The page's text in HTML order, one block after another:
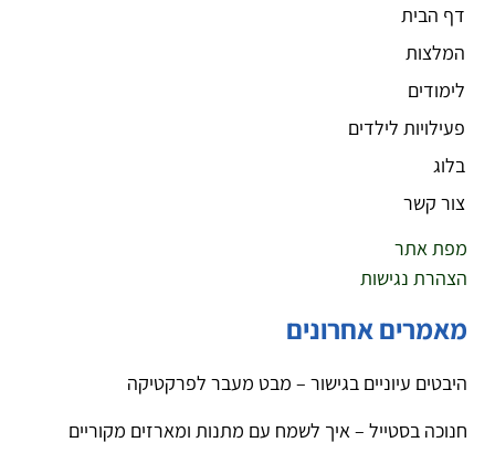
דף הבית
המלצות
לימודים
פעילויות לילדים
בלוג
צור קשר
מפת אתר
הצהרת נגישות
מאמרים אחרונים
היבטים עיוניים בגישור – מבט מעבר לפרקטיקה
חנוכה בסטייל – איך לשמח עם מתנות ומארזים מקוריים